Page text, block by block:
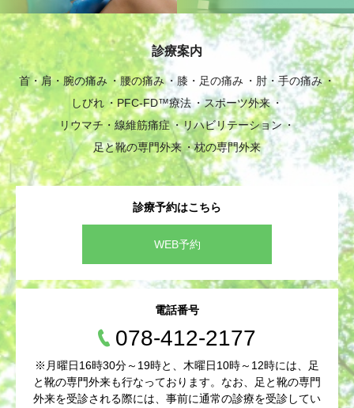
診療案内
首・肩・腕の痛み 腰の痛み 膝・足の痛み
肘・手の痛み
しびれ
PFC-FD™療法
スポーツ外来
リウマチ・線維筋痛症
リハビリテーション
足と靴の専門外来
枕の専門外来
診療予約はこちら
WEB予約
電話番号
078-412-2177
※月曜日16時30分～19時と、木曜日10時～12時には、足
と靴の専門外来も行なっております。なお、足と靴の専門
外来を受診される際には、事前に通常の診療を受診してい